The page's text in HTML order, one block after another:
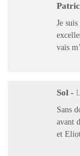
Je
vais
Sol -
Sans
avant
et